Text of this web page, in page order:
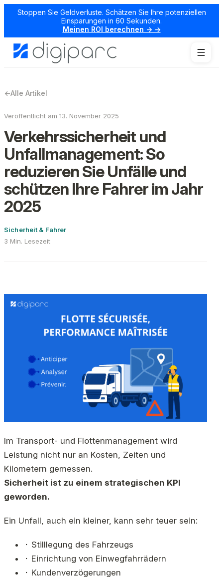
Stoppen Sie Geldverluste. Schätzen Sie Ihre potenziellen
Einsparungen in 60 Sekunden.
Meinen ROI berechnen → →
←Alle Artikel
Veröffentlicht am 13. November 2025
Verkehrssicherheit und
Unfallmanagement: So
reduzieren Sie Unfälle und
schützen Ihre Fahrer im Jahr
2025
Sicherheit & Fahrer
3 Min. Lesezeit
Im Transport- und Flottenmanagement wird
Leistung nicht nur an Kosten, Zeiten und
Kilometern gemessen.
Sicherheit ist zu einem strategischen KPI
geworden.
Ein Unfall, auch ein kleiner, kann sehr teuer sein:
⬝ Stilllegung des Fahrzeugs
⬝ Einrichtung von Einwegfahrrädern
⬝ Kundenverzögerungen